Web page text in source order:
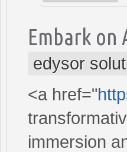
Embark on
edysor
<a href="
immersion